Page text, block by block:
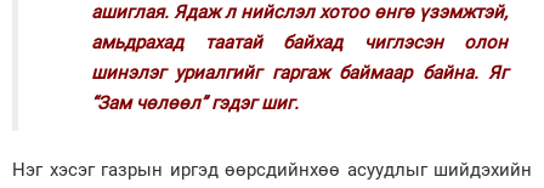
ашиглая. Ядаж л нийслэл хотоо өнгө үзэмжтэй,
амьдрахад таатай байхад чиглэсэн олон
шинэлэг уриалгийг гаргаж баймаар байна. Яг
“Зам чөлөөл” гэдэг шиг.
Нэг хэсэг газрын иргэд өөрсдийнхөө асуудлыг шийдэхийн